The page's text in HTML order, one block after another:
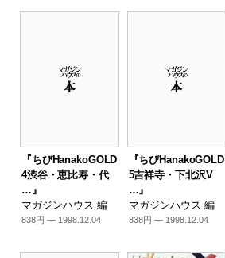
『ちびHanakoGOLD
4渋谷・恵比寿・代
…』
マガジンハウス 編
838円 — 1998.12.04
『ちびHanakoGOLD
5吉祥寺・下北沢V
…』
マガジンハウス 編
838円 — 1998.12.04